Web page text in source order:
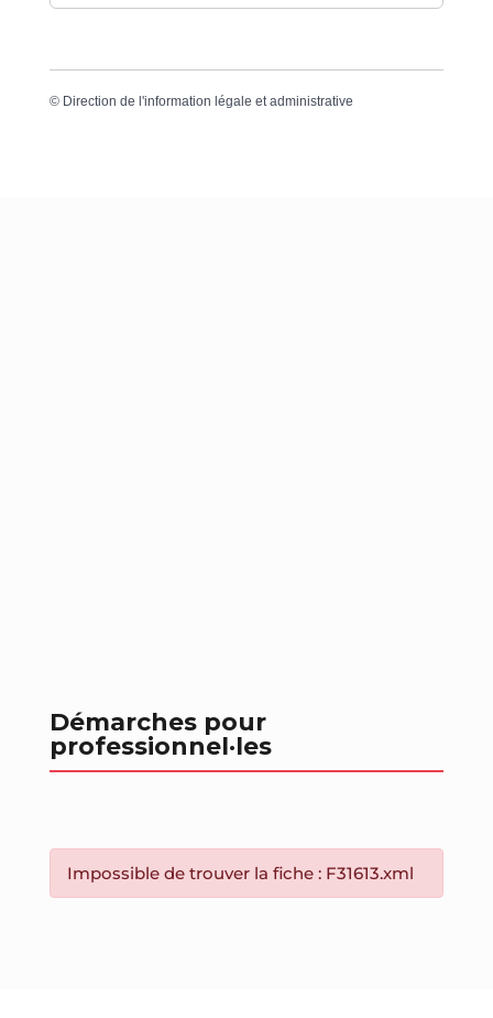
© Direction de l'information légale et administrative
Démarches pour
professionnel·les
Impossible de trouver la fiche : F31613.xml